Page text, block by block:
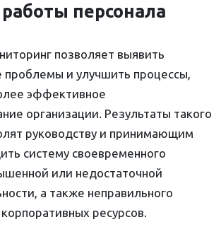
персонала
позволяет выявить
проблемы и улучшить процессы,
эффективное
организации. Результаты такого
руководству и принимающим
систему своевременного
или недостаточной
а также неправильного
ресурсов.